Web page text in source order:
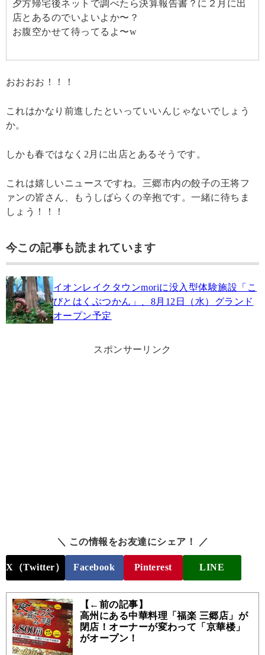
夕方帰宅後ネットで調べたら決算報告書？に２月に出
店とあるのでいよいよか〜？
お腹空かせて待ってるよ〜w
おおおお！！！
これはかなり前進したといっていいんじゃないでしょう
か。
しかも春ではなく2月に出店とあるそうです。
これは嬉しいニュースですね。三郷市内の餃子の王将フ
ァンの皆さん、もうしばらくの辛抱です。一緒に待ちま
しょう！！！
今この記事も読まれています
イオンレイクタウンmoriに没入型体験施設「こ
びとはくぶつかん」、8月12日（水）グランド
オープン予定
スポンサーリンク
＼ この情報をお友達にシェア！ ／
X（Twitter） Facebook Pinterest LINE
【←前の記事】
高州にある中華料理「福楽 三郷店」が
閉店！オーナーが変わって「京華楼」
がオープン！